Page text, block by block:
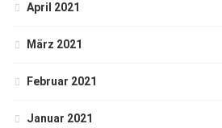
April 2021
März 2021
Februar 2021
Januar 2021